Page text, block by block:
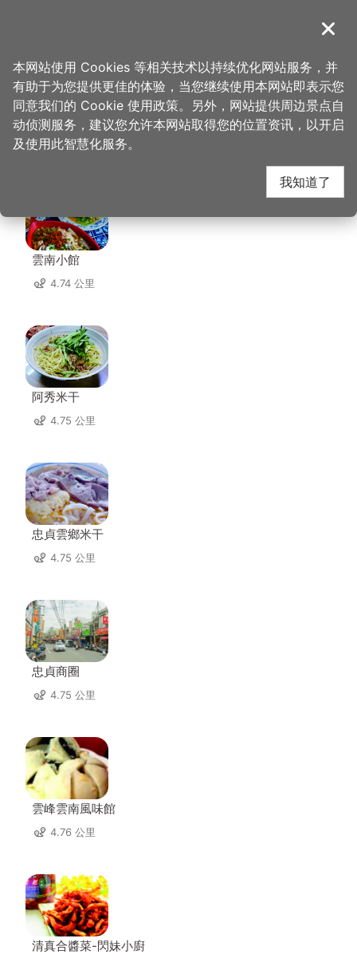
導覽
首页 > 想去的地方 > 中坜六和商圈
中坜六和商圈 周边店家
雲南小館
4.74 公里
阿秀米干
4.75 公里
忠貞雲鄉米干
4.75 公里
忠貞商圈
4.75 公里
雲峰雲南風味館
4.76 公里
清真合醬菜-閃妹小廚
关闭
本网站使用 Cookies 等相关技术以持续优化网站服务，并
有助于为您提供更佳的体验，当您继续使用本网站即表示您
同意我们的 Cookie 使用政策。另外，网站提供周边景点自
动侦测服务，建议您允许本网站取得您的位置资讯，以开启
及使用此智慧化服务。
我知道了